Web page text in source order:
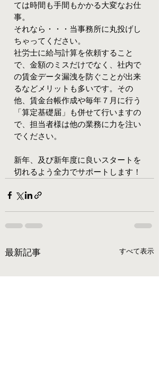
ては時間も手間もかかる大変なお仕
事。
それなら・・・当事務所に丸投げし
ちゃってください。
社労士に給与計算を依頼すること
で、金額のミスだけでなく、社内で
の賃金データ漏洩を防ぐことが出来
るなどメリットも多いです。その
他、賃金台帳作成や毎年７月に行う
「算定基礎届」も併せて行いますの
で、担当者様は他の業務に力を注い
でください。
新年、及び新年度に良いスタートを
切れるよう全力でサポートします！
最新記事 すべて表示